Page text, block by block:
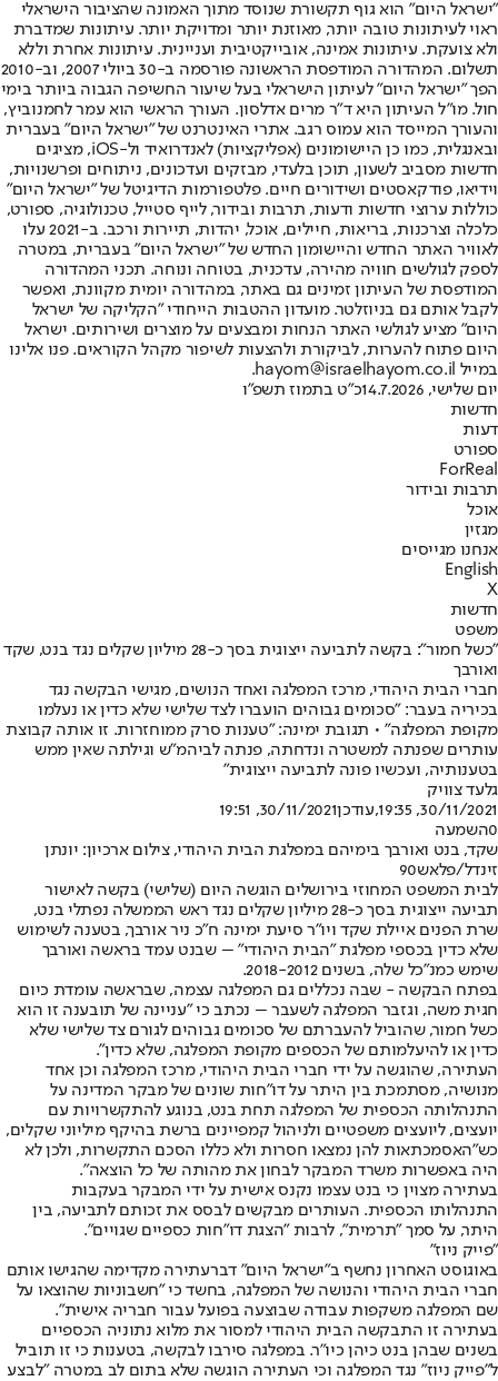
"ישראל היום" הוא גוף תקשורת שנוסד מתוך האמונה שהציבור הישראלי
ראוי לעיתונות טובה יותר, מאוזנת יותר ומדויקת יותר. עיתונות שמדברת
ולא צועקת. עיתונות אמינה, אובייקטיבית ועניינית. עיתונות אחרת וללא
תשלום. המהדורה המודפסת הראשונה פורסמה ב-30 ביולי 2007, וב-2010
הפך "ישראל היום" לעיתון הישראלי בעל שיעור החשיפה הגבוה ביותר בימי
חול. מו"ל העיתון היא ד"ר מרים אדלסון. העורך הראשי הוא עמר לחמנוביץ,
והעורך המייסד הוא עמוס רגב. אתרי האינטרנט של "ישראל היום" בעברית
ובאנגלית, כמו כן היישומונים (אפליקציות) לאנדרואיד ול-iOS, מציגים
חדשות מסביב לשעון, תוכן בלעדי, מבזקים ועדכונים, ניתוחים ופרשנויות,
וידיאו, פודקאסטים ושידורים חיים. פלטפורמות הדיגיטל של "ישראל היום"
כוללות ערוצי חדשות ודעות, תרבות ובידור, לייף סטייל, טכנולוגיה, ספורט,
כלכלה וצרכנות, בריאות, חיילים, אוכל, יהדות, תיירות ורכב. ב-2021 עלו
לאוויר האתר החדש והיישומון החדש של "ישראל היום" בעברית, במטרה
לספק לגולשים חוויה מהירה, עדכנית, בטוחה ונוחה. תכני המהדורה
המודפסת של העיתון זמינים גם באתר, במהדורה יומית מקוונת, ואפשר
לקבל אותם גם בניוזלטר. מועדון ההטבות הייחודי "הקליקה של ישראל
היום" מציע לגולשי האתר הנחות ומבצעים על מוצרים ושירותים. ישראל
היום פתוח להערות, לביקורת ולהצעות לשיפור מקהל הקוראים. פנו אלינו
במייל hayom@israelhayom.co.il.
יום שלישי, 14.7.2026
כ"ט בתמוז תשפ"ו
חדשות
דעות
ספורט
ForReal
תרבות ובידור
אוכל
מגזין
אנחנו מגייסים
English
X
חדשות
משפט
"כשל חמור": בקשה לתביעה ייצוגית בסך כ-28 מיליון שקלים נגד בנט, שקד
ואורבך
חברי הבית היהודי, מרכז המפלגה ואחד הנושים, מגישי הבקשה נגד
בכיריה בעבר: "סכומים גבוהים הועברו לצד שלישי שלא כדין או נעלמו
מקופת המפלגה" • תגובת ימינה: "טענות סרק ממוחזרות. זו אותה קבוצת
עותרים שפנתה למשטרה ונדחתה, פנתה לביהמ"ש וגילתה שאין ממש
בטענותיה, ועכשיו פונה לתביעה ייצוגית"
גלעד צוויק
30/11/2021, 19:35
,עודכן30/11/2021, 19:51
0השמעה
שקד, בנט ואורבך בימיהם במפלגת הבית היהודי, צילום ארכיון: יונתן
זינדל/פלאש90
לבית המשפט המחוזי בירושלים הוגשה היום (שלישי) בקשה לאישור
תביעה ייצוגית בסך כ-28 מיליון שקלים נגד ראש הממשלה נפתלי בנט,
שרת הפנים איילת שקד ויו"ר סיעת ימינה ח"כ ניר אורבך, בטענה לשימוש
שלא כדין בכספי מפלגת "הבית היהודי" – שבנט עמד בראשה ואורבך
שימש כמנ"כל שלה, בשנים 2018-2012.
בפתח הבקשה - שבה נכללים גם המפלגה עצמה, שבראשה עומדת כיום
חגית משה, וגזבר המפלגה לשעבר – נכתב כי "עניינה של תובענה זו הוא
כשל חמור, שהוביל להעברתם של סכומים גבוהים לגורם צד שלישי שלא
כדין או להיעלמותם של הכספים מקופת המפלגה, שלא כדין".
העתירה, שהוגשה על ידי חברי הבית היהודי, מרכז המפלגה וכן אחד
מנושיה, מסתמכת בין היתר על דו"חות שונים של מבקר המדינה על
התנהלותה הכספית של המפלגה תחת בנט, בנוגע להתקשרויות עם
יועצים, ליועצים משפטיים ולניהול קמפיינים ברשת בהיקף מיליוני שקלים,
כש"האסמכתאות להן נמצאו חסרות ולא כללו הסכם התקשרות, ולכן לא
היה באפשרות משרד המבקר לבחון את מהותה של כל הוצאה".
בעתירה מצוין כי בנט עצמו נקנס אישית על ידי המבקר בעקבות
התנהלותו הכספית. העותרים מבקשים לבסס את זכותם לתביעה, בין
היתר, על סמך "תרמית", לרבות "הצגת דו"חות כספיים שגויים".
"פייק ניוז"
באוגוסט האחרון נחשף ב"ישראל היום" דברעתירה מקדימה שהגישו אותם
חברי הבית היהודי והנושה של המפלגה, בחשד כי "חשבוניות שהוצאו על
שם המפלגה משקפות עבודה שבוצעה בפועל עבור חבריה אישית".
בעתירה זו התבקשה הבית היהודי למסור את מלוא נתוניה הכספיים
בשנים שבהן בנט כיהן כיו"ר. במפלגה סירבו לבקשה, בטענות כי זו תוביל
ל"פייק ניוז" נגד המפלגה וכי העתירה הוגשה שלא בתום לב במטרה "לבצע